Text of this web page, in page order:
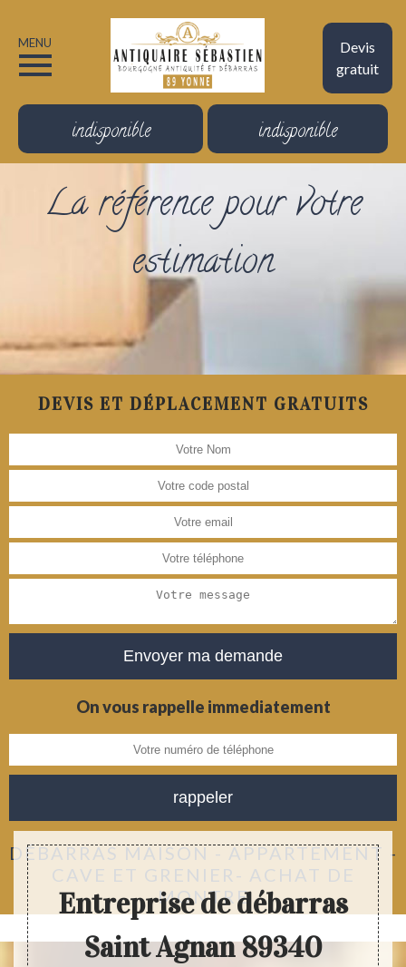
Devis
gratuit
MENU
indisponible indisponible
La référence pour votre
estimation
DEVIS ET DÉPLACEMENT GRATUITS
On vous rappelle immediatement
DÉBARRAS MAISON - APPARTEMENT -
CAVE ET GRENIER- ACHAT DE
MONTRE
Entreprise de débarras
Saint Agnan 89340